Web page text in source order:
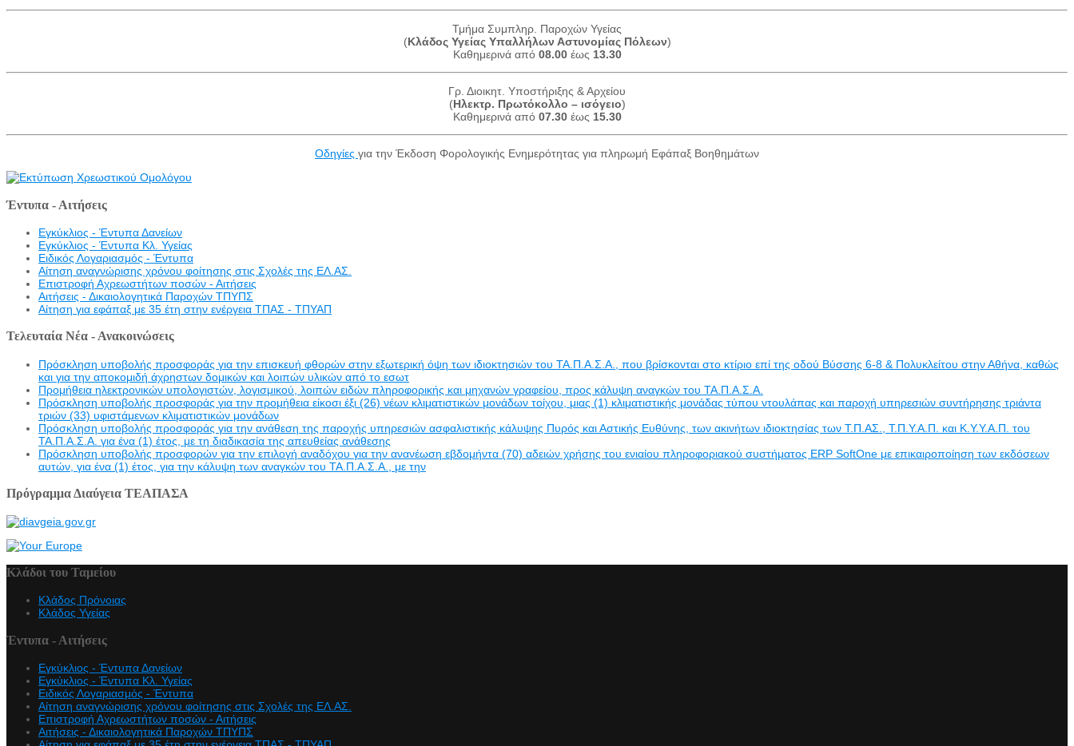
Τμήμα Συμπληρ. Παροχών Υγείας
(Κλάδος Υγείας Υπαλλήλων Αστυνομίας Πόλεων)
Καθημερινά από 08.00έως 13.30
Γρ. Διοικητ. Υποστήριξης & Αρχείου
(Ηλεκτρ. Πρωτόκολλο – ισόγειο)
Καθημερινά από 07.30έως 15.30
Οδηγίες για την Έκδοση Φορολογικής Ενημερότητας για πληρωμή Εφάπαξ Βοηθημάτων
Έντυπα - Αιτήσεις
Εγκύκλιος - Έντυπα Δανείων
Εγκύκλιος - Έντυπα Κλ. Υγείας
Eιδικός Λογαριασμός - Έντυπα
Αίτηση αναγνώρισης χρόνου φοίτησης στις Σχολές της ΕΛ.ΑΣ.
Επιστροφή Αχρεωστήτων ποσών - Αιτήσεις
Αιτήσεις - Δικαιολογητικά Παροχών ΤΠΥΠΣ
Αίτηση για εφάπαξ με 35 έτη στην ενέργεια ΤΠΑΣ - ΤΠΥΑΠ
Τελευταία Νέα - Ανακοινώσεις
Πρόσκληση υποβολής προσφοράς για την επισκευή φθορών στην εξωτερική όψη των ιδιοκτησιών του ΤΑ.Π.Α.Σ.Α., που βρίσκονται στο κτίριο επί της οδού Βύσσης 6-8 & Πολυκλείτου στην Αθήνα, καθώς
και για την αποκομιδή άχρηστων δομικών και λοιπών υλικών από το εσωτ
Προμήθεια ηλεκτρονικών υπολογιστών, λογισμικού, λοιπών ειδών πληροφορικής και μηχανών γραφείου, προς κάλυψη αναγκών του ΤΑ.Π.Α.Σ.Α.
Πρόσκληση υποβολής προσφοράς για την προμήθεια είκοσι έξι (26) νέων κλιματιστικών μονάδων τοίχου, μιας (1) κλιματιστικής μονάδας τύπου ντουλάπας και παροχή υπηρεσιών συντήρησης τριάντα
τριών (33) υφιστάμενων κλιματιστικών μονάδων
Πρόσκληση υποβολής προσφοράς για την ανάθεση της παροχής υπηρεσιών ασφαλιστικής κάλυψης Πυρός και Αστικής Ευθύνης, των ακινήτων ιδιοκτησίας των Τ.Π.ΑΣ., Τ.Π.Υ.Α.Π. και Κ.Υ.Υ.Α.Π. του
ΤΑ.Π.Α.Σ.Α. για ένα (1) έτος, με τη διαδικασία της απευθείας ανάθεσης
Πρόσκληση υποβολής προσφορών για την επιλογή αναδόχου για την ανανέωση εβδομήντα (70) αδειών χρήσης του ενιαίου πληροφοριακού συστήματος ERP SoftOne με επικαιροποίηση των εκδόσεων
αυτών, για ένα (1) έτος, για την κάλυψη των αναγκών του ΤΑ.Π.Α.Σ.Α., με την
Πρόγραμμα Διαύγεια ΤΕΑΠΑΣΑ
Κλάδοι του Ταμείου
Κλάδος Πρόνοιας
Κλάδος Υγείας
Έντυπα - Αιτήσεις
Εγκύκλιος - Έντυπα Δανείων
Εγκύκλιος - Έντυπα Κλ. Υγείας
Eιδικός Λογαριασμός - Έντυπα
Αίτηση αναγνώρισης χρόνου φοίτησης στις Σχολές της ΕΛ.ΑΣ.
Επιστροφή Αχρεωστήτων ποσών - Αιτήσεις
Αιτήσεις - Δικαιολογητικά Παροχών ΤΠΥΠΣ